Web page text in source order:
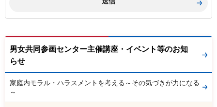
男女共同参画センター主催講座・イベント等のお知
らせ
家庭内モラル・ハラスメントを考える～その気づきが力になる
～